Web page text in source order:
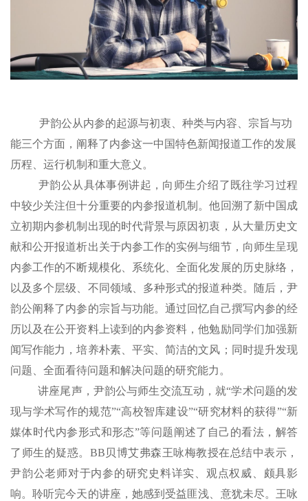
尹韵公从内参的起源与初衷、种类与内容、宗旨与功
能三个方面，阐释了内参这一中国特色新闻报道工作的发展
历程、运行机制和重大意义。
尹韵公从具体事例讲起，向师生介绍了既往学习过程
中较少关注但十分重要的内参报道机制。他回溯了新中国成
立初期内参机制出现的时代背景与原因初衷 ， 从大量历史文
献和公开报道析出关于内参工作的实例与细节，向师生呈现
内参工作的不断规模化、系统化、全面化发展的历史脉络 ，
以及 多个层级、不同领域、多种形式的报道种类。
随后，尹
韵公阐释了内参的宗旨与功能。通过回忆自己撰写内参的经
历以及在公开资料上读到的内参资料，他勉励同学们加强新
闻写作能力，培养朴素、平实、简洁的文风；同时提升发现
问题、全面看待问题和解决问题的研究能力。
讲座尾声，尹韵公与师生交流互动，就“学术问题的发
现与学术写作的规范”“高校智库建设”“研究材料的获得”“新
媒体时代内参形式和形态”等问题阐述了自己的看法，解答
了师生的疑惑。BB贝博艾弗森王咏梅教授在总结中表示 ，
尹韵公老师对于内参的研究史料详实、观点权威、颇具影
响。聆听完今天的讲座，她感到受益匪浅、意犹未尽。王咏